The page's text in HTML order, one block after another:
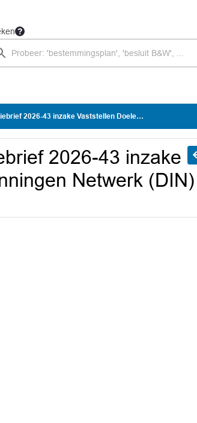
Doelen Inspanningen Netwerk (DIN) Sociaal Domein 2025 (1368099)
2026-43 inzake
Netwerk